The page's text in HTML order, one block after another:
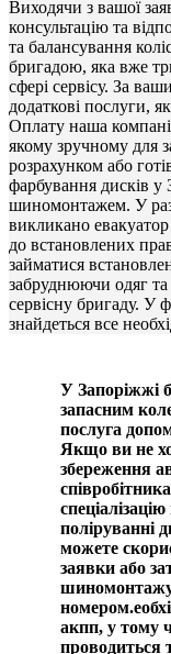
Виходячи з вашої
консультацію та
та балансування
бригадою, яка вже
сфері сервісу. За
додаткові послуги,
Оплату наша
якому зручному для
розрахунком або
фарбування дисків у
шиномонтажем. У
викликано
до встановлених
займатися
забруднюючи одяг
сервісну бригаду. У
знайдеться все
У Запоріжжі
запасним
послуга
Якщо ви не
збереження
поліруванні
можете
заявки або
шиномонтажу
акпп, у тому
проводиться